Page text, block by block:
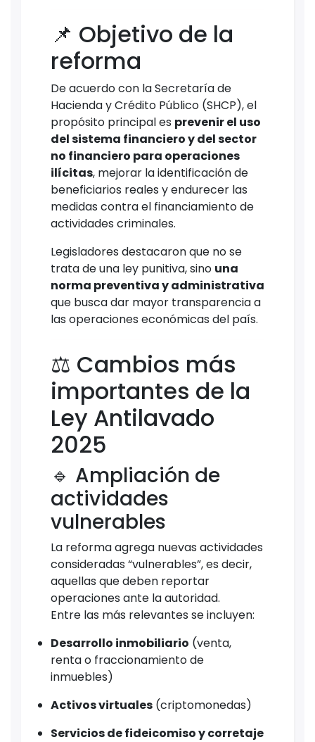
📌 Objetivo de la
reforma
De acuerdo con la Secretaría de
Hacienda y Crédito Público (SHCP), el
propósito principal es prevenir el uso
del sistema financiero y del sector
no financiero para operaciones
ilícitas, mejorar la identificación de
beneficiarios reales y endurecer las
medidas contra el financiamiento de
actividades criminales.
Legisladores destacaron que no se
trata de una ley punitiva, sino una
norma preventiva y administrativa
que busca dar mayor transparencia a
las operaciones económicas del país.
⚖️ Cambios más
importantes de la
Ley Antilavado
2025
🔹 Ampliación de
actividades
vulnerables
La reforma agrega nuevas actividades
consideradas “vulnerables”, es decir,
aquellas que deben reportar
operaciones ante la autoridad.
Entre las más relevantes se incluyen:
Desarrollo inmobiliario (venta,
renta o fraccionamiento de
inmuebles)
Activos virtuales (criptomonedas)
Servicios de fideicomiso y corretaje